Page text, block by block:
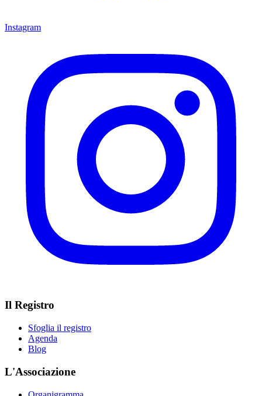
Instagram
Il Registro
Sfoglia il registro
Agenda
Blog
L'Associazione